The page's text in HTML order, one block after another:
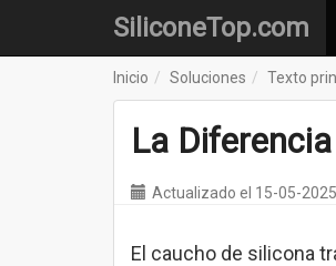
SiliconeTop.com
Inicio Soluciones Texto
La
Actualizado el 15-05-2025
El caucho de silicona